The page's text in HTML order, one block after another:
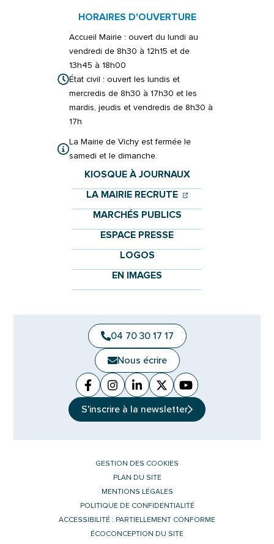
HORAIRES D'OUVERTURE
Accueil Mairie : ouvert du lundi au
vendredi de 8h30 à 12h15 et de
13h45 à 18h00
État civil : ouvert les lundis et
mercredis de 8h30 à 17h30 et les
mardis, jeudis et vendredis de 8h30 à
17h
La Mairie de Vichy est fermée le
samedi et le dimanche.
KIOSQUE À JOURNAUX
LA MAIRIE RECRUTE (OUVERTURE
(OUVERTURE
MARCHÉS PUBLICS
ESPACE PRESSE
LOGOS
EN IMAGES
04 70 30 17 17
Nous écrire
Facebook
(ouverture dans un nouvel onglet)
Instagram
(ouverture dans un nouvel
Linkedin
(ouverture dans un nouvel
X (Twitter)
(ouverture dans un
YouTube
(ouverture dans
S'inscrire à la newsletter
GESTION DES COOKIES
PLAN DU SITE
MENTIONS LÉGALES
POLITIQUE DE CONFIDENTIALITÉ
ACCESSIBILITÉ : PARTIELLEMENT CONFORME
ÉCOCONCEPTION DU SITE